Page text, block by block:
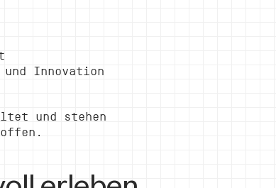
und Innovation
und stehen